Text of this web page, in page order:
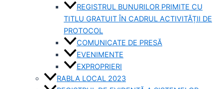
REGISTRUL BUNURILOR PRIMITE CU
TITLU GRATUIT ÎN CADRUL ACTIVITĂȚII DE
PROTOCOL
COMUNICATE DE PRESĂ
EVENIMENTE
EXPROPRIERI
RABLA LOCAL 2023